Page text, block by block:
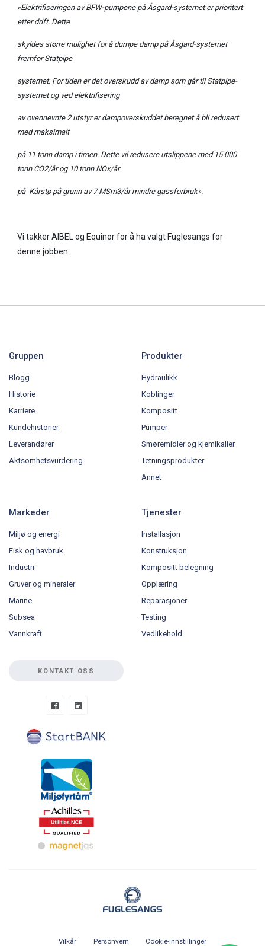
«Elektrifiseringen av BFW-pumpene på Åsgard-systemet er prioritert
etter drift. Dette
skyldes større mulighet for å dumpe damp på Åsgard-systemet
fremfor Statpipe
systemet. For tiden er det overskudd av damp som går til Statpipe-
systemet og ved elektrifisering
av ovennevnte 2 utstyr er dampoverskuddet beregnet å bli redusert
med maksimalt
på 11 tonn damp i timen. Dette vil redusere utslippene med15 000
tonn CO2/år og 10 tonn NOx/år
på Kårstø på grunn av 7 MSm3/år mindre gassforbruk».
Vi takker AIBEL og Equinor for å ha valgt Fuglesangs for
denne jobben.
Gruppen
Blogg
Historie
Karriere
Kundehistorier
Leverandører
Aktsomhetsvurdering
Produkter
Hydraulikk
Koblinger
Kompositt
Pumper
Smøremidler og kjemikalier
Tetningsprodukter
Annet
Markeder
Miljø og energi
Fisk og havbruk
Industri
Gruver og mineraler
Marine
Subsea
Vannkraft
Tjenester
Installasjon
Konstruksjon
Kompositt belegning
Opplæring
Reparasjoner
Testing
Vedlikehold
KONTAKT OSS
Vilkår Personvern Cookie-innstillinger